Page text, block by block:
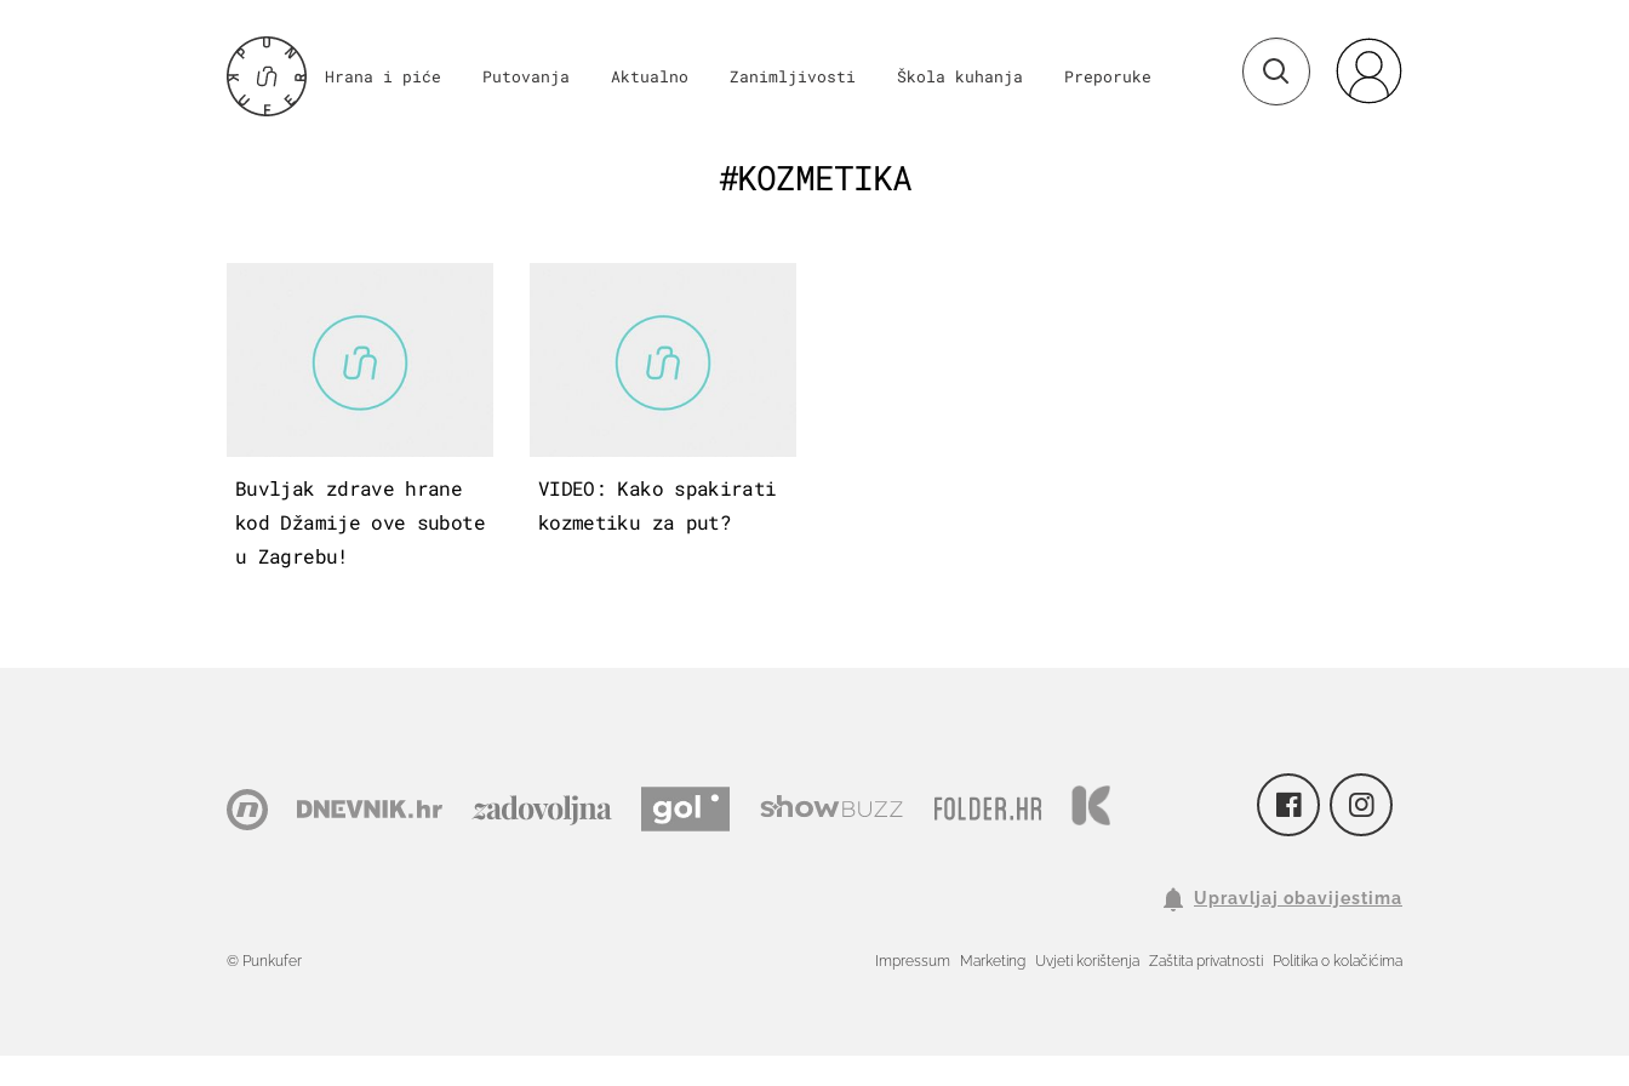
Hrana i piće Putovanja Aktualno Zanimljivosti Škola kuhanja Preporuke
#KOZMETIKA
Buvljak zdrave hrane
kod Džamije ove subote
u Zagrebu!
VIDEO: Kako spakirati
kozmetiku za put?
Upravljaj obavijestima
© Punkufer Impressum Marketing Uvjeti korištenja Zaštita privatnosti Politika o kolačićima